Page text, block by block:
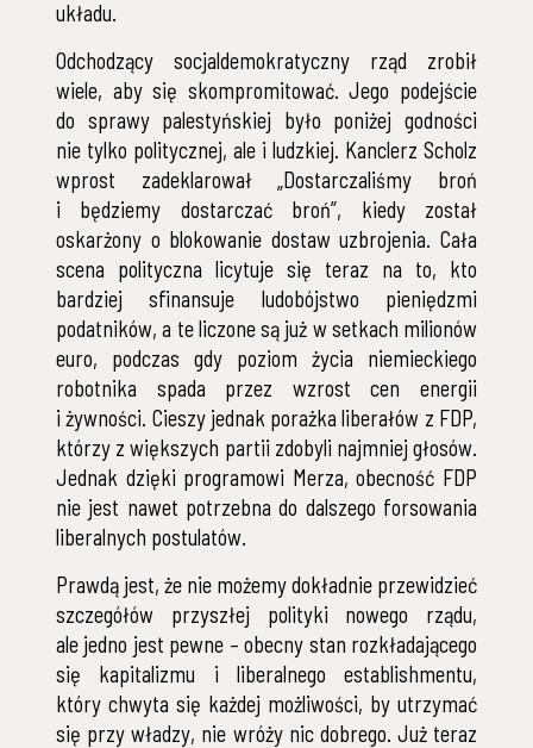
układu.
Odchodzący socjaldemokratyczny rząd zrobił
wiele, aby się skompromitować. Jego podejście
do sprawy palestyńskiej było poniżej godności
nie tylko politycznej, ale i ludzkiej. Kanclerz Scholz
wprost zadeklarował „Dostarczaliśmy broń
i będziemy dostarczać broń”, kiedy został
oskarżony o blokowanie dostaw uzbrojenia. Cała
scena polityczna licytuje się teraz na to, kto
bardziej sfinansuje ludobójstwo pieniędzmi
podatników, a te liczone są już w setkach milionów
euro, podczas gdy poziom życia niemieckiego
robotnika spada przez wzrost cen energii
i żywności. Cieszy jednak porażka liberałów z FDP,
którzy z większych partii zdobyli najmniej głosów.
Jednak dzięki programowi Merza, obecność FDP
nie jest nawet potrzebna do dalszego forsowania
liberalnych postulatów.
Prawdą jest, że nie możemy dokładnie przewidzieć
szczegółów przyszłej polityki nowego rządu,
ale jedno jest pewne – obecny stan rozkładającego
się kapitalizmu i liberalnego establishmentu,
który chwyta się każdej możliwości, by utrzymać
się przy władzy, nie wróży nic dobrego. Już teraz